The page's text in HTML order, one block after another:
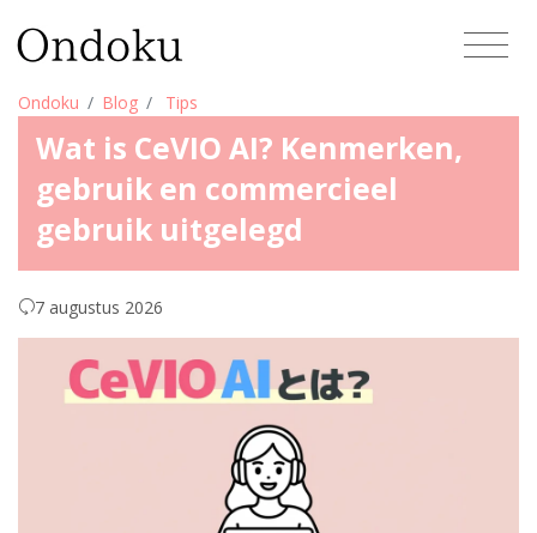
Ondoku Blog Tips
Wat is CeVIO AI? Kenmerken,
gebruik en commercieel
gebruik uitgelegd
7 augustus 2026